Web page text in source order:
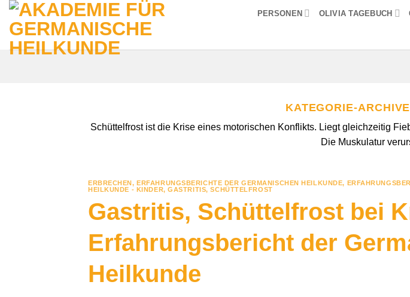
Zum
Inhalt
springen
PERSONEN OLIVIA TAGEBUCH
KATEGORIE-
Schüttelfrost ist die Krise eines motorischen Konflikts. Liegt gleichzeitig
Die Muskulatur
ERBRECHEN,ERFAHRUNGSBERICHTE DER GERMANISCHEN HEILKUNDE,
HEILKUNDE - KINDER,GASTRITIS,SCHÜTTELFROST
Gastritis, Schüttelfrost bei
Erfahrungsbericht der
Heilkunde